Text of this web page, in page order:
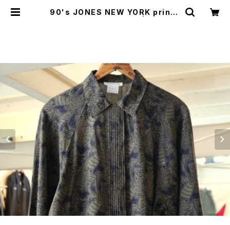
90's JONES NEW YORK printe